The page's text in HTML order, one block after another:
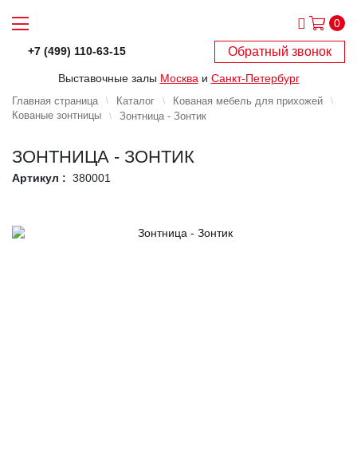
0
+7 (499) 110-63-15 Обратный звонок
Выставочные залы Москва и Санкт-Петербург
Главная страница Каталог
Кованая мебель для прихожей
Кованые зонтницы
Зонтница - Зонтик
ЗОНТНИЦА - ЗОНТИК
Артикул : 380001